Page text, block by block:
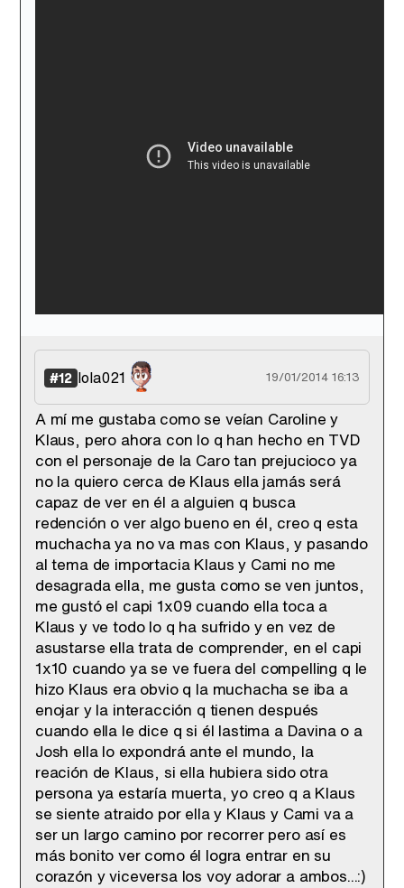
#12 lola021 19/01/2014 16:13
A mí me gustaba como se veían Caroline y
Klaus, pero ahora con lo q han hecho en TVD
con el personaje de la Caro tan prejucioco ya
no la quiero cerca de Klaus ella jamás será
capaz de ver en él a alguien q busca
redención o ver algo bueno en él, creo q esta
muchacha ya no va mas con Klaus, y pasando
al tema de importacia Klaus y Cami no me
desagrada ella, me gusta como se ven juntos,
me gustó el capi 1x09 cuando ella toca a
Klaus y ve todo lo q ha sufrido y en vez de
asustarse ella trata de comprender, en el capi
1x10 cuando ya se ve fuera del compelling q le
hizo Klaus era obvio q la muchacha se iba a
enojar y la interacción q tienen después
cuando ella le dice q si él lastima a Davina o a
Josh ella lo expondrá ante el mundo, la
reación de Klaus, si ella hubiera sido otra
persona ya estaría muerta, yo creo q a Klaus
se siente atraido por ella y Klaus y Cami va a
ser un largo camino por recorrer pero así es
más bonito ver como él logra entrar en su
corazón y viceversa los voy adorar a ambos...:)